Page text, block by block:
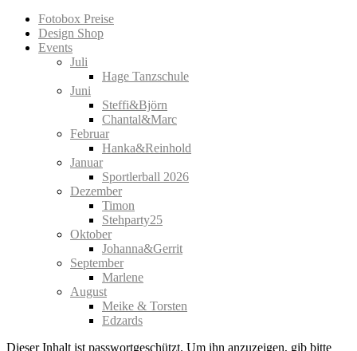
Fotobox Preise
Design Shop
Events
Juli
Hage Tanzschule
Juni
Steffi&Björn
Chantal&Marc
Februar
Hanka&Reinhold
Januar
Sportlerball 2026
Dezember
Timon
Stehparty25
Oktober
Johanna&Gerrit
September
Marlene
August
Meike & Torsten
Edzards
Dieser Inhalt ist passwortgeschützt. Um ihn anzuzeigen, gib bitte